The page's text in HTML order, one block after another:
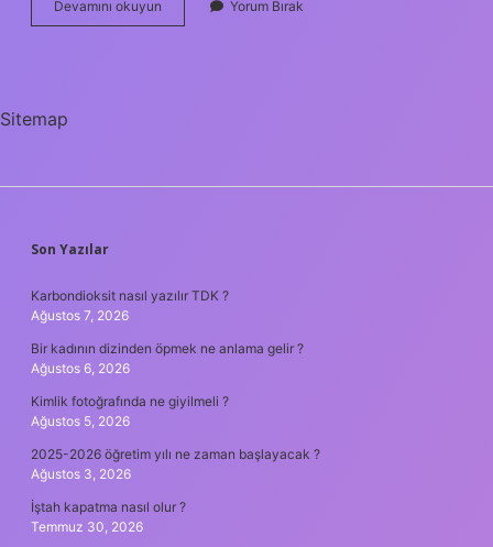
Devamını okuyun
Nedir
Yorum Bırak
Sitemap
SIDEBAR
Son Yazılar
Karbondioksit nasıl yazılır TDK ?
Ağustos 7, 2026
Bir kadının dizinden öpmek ne anlama gelir ?
Ağustos 6, 2026
Kimlik fotoğrafında ne giyilmeli ?
Ağustos 5, 2026
2025-2026 öğretim yılı ne zaman başlayacak ?
Ağustos 3, 2026
İştah kapatma nasıl olur ?
Temmuz 30, 2026